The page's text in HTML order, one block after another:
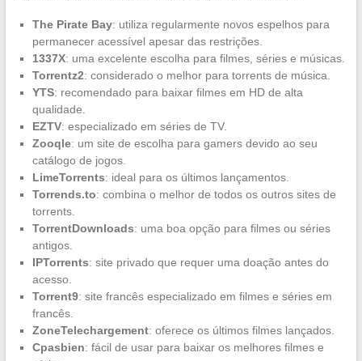
The Pirate Bay: utiliza regularmente novos espelhos para
permanecer acessível apesar das restrições.
1337X: uma excelente escolha para filmes, séries e músicas.
Torrentz2: considerado o melhor para torrents de música.
YTS: recomendado para baixar filmes em HD de alta
qualidade.
EZTV: especializado em séries de TV.
Zooqle: um site de escolha para gamers devido ao seu
catálogo de jogos.
LimeTorrents: ideal para os últimos lançamentos.
Torrends.to: combina o melhor de todos os outros sites de
torrents.
TorrentDownloads: uma boa opção para filmes ou séries
antigos.
IPTorrents: site privado que requer uma doação antes do
acesso.
Torrent9: site francês especializado em filmes e séries em
francês.
ZoneTelechargement: oferece os últimos filmes lançados.
Cpasbien: fácil de usar para baixar os melhores filmes e